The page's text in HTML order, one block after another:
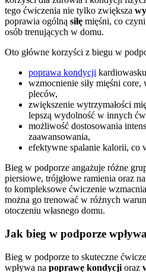
tego ćwiczenia nie tylko zwiększa
poprawia ogólną siłę mięśni, co
osób trenujących w domu.
Oto główne korzyści z biegu w
poprawa kondycji
wzmocnienie siły mięśni
pleców,
zwiększenie wytrzymałości
lepszą wydolność w innych
możliwość dostosowania
zaawansowania,
efektywne spalanie kalorii, co
Bieg w podporze angażuje różne
piersiowe, trójgłowe ramienia oraz
to kompleksowe ćwiczenie
można go trenować w różnych
otoczeniu własnego domu.
Jak bieg w podporze
Bieg w podporze to skuteczne
wpływa na poprawę kondycji oraz